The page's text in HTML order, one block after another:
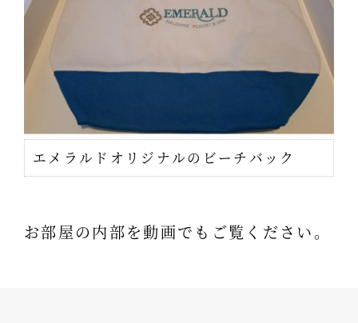
エメラルドオリジナルのビーチバック
お部屋の内部を動画でもご覧ください。